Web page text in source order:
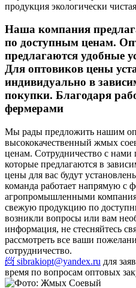
продукция экологически
Наша компания
по доступным ценам.
предлагаются удобные
Для оптовиков цены
индивидуально в
покупки. Благодаря
фермерами
Мы рады предложить нашим
высококачественный жмых
ценам. Сотрудничество с нами
которые предлагаются в
цены для вас будут
команда работает напрямую с
агропромышленными
свежую продукцию по
возникли вопросы или вам
информация, не стесняйтесь
рассмотреть все ваши
сотрудничество.
📨 sibrakiopt@yandex.ru для
время по вопросам оптовых